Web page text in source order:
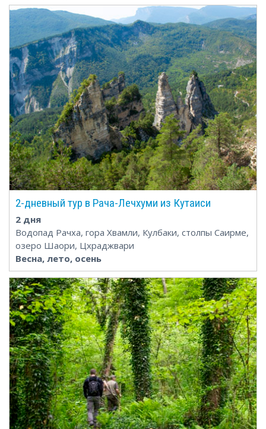
2-дневный тур в Рача-Лечхуми из Кутаиси
2 дня
Водопад Рачха, гора Хвамли, Кулбаки, столпы Саирме,
озеро Шаори, Цхраджвари
Весна, лето, осень